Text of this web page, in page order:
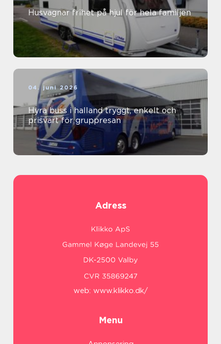
Husvagnar frihet på hjul för hela familjen
04. juni 2026
Hyra buss i halland tryggt, enkelt och
prisvärt för gruppresan
Adress
web: www.klikko.dk/
Menu